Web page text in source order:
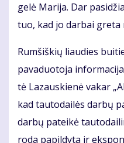
ge­lė Ma­ri­ja. Dar
tuo, kad jo dar­bai gre­ta
Rum­šiš­kių liau­dies
pa­va­duo­to­ja
tė La­zaus­kie­nė va­kar
kad tau­to­dai­lės dar­bų
dar­bų pa­tei­kė
ro­da pa­pil­dy­ta ir